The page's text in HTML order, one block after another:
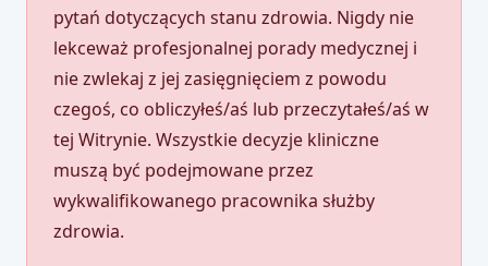
pytań dotyczących stanu zdrowia. Nigdy nie
lekceważ profesjonalnej porady medycznej i
nie zwlekaj z jej zasięgnięciem z powodu
czegoś, co obliczyłeś/aś lub przeczytałeś/aś w
tej Witrynie. Wszystkie decyzje kliniczne
muszą być podejmowane przez
wykwalifikowanego pracownika służby
zdrowia.